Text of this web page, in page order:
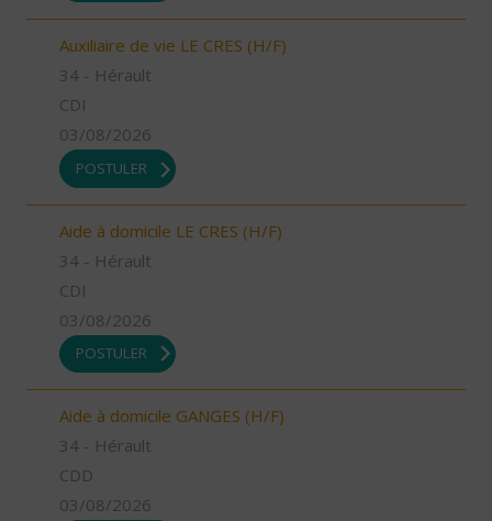
Auxiliaire de vie LE CRES (H/F)
34 - Hérault
CDI
03/08/2026
POSTULER
Aide à domicile LE CRES (H/F)
34 - Hérault
CDI
03/08/2026
POSTULER
Aide à domicile GANGES (H/F)
34 - Hérault
CDD
03/08/2026